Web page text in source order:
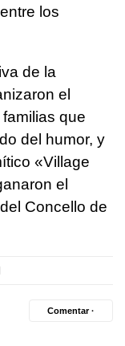
los
de la
el
que
del humor, y
«Village
el
Concello de
Comentar ·